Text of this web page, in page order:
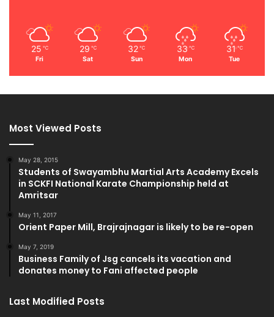
25 ℃
Fri
29 ℃
Sat
32 ℃
Sun
33 ℃
Mon
31 ℃
Tue
Most Viewed Posts
May 28, 2015
Students of Swayambhu Martial Arts Academy Excels
in SCKFI National Karate Championship held at
Amritsar
May 11, 2017
Orient Paper Mill, Brajrajnagar is likely to be re-open
May 7, 2019
Business Family of Jsg cancels its vacation and
donates money to Fani affected people
Last Modified Posts